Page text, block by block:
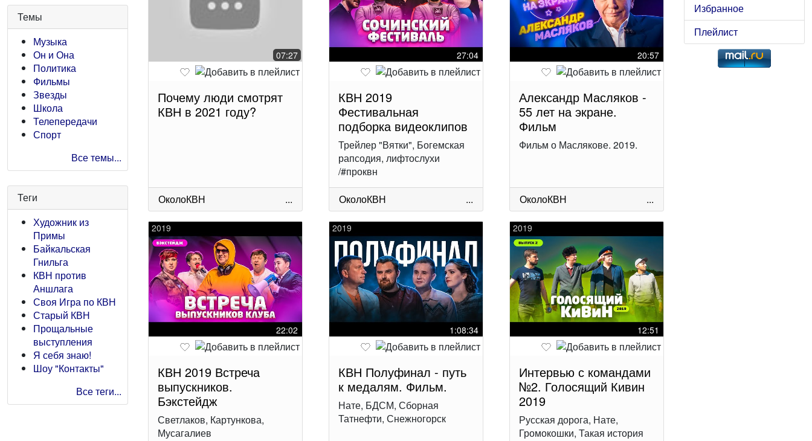
Темы
Музыка
Он и Она
Политика
Фильмы
Звезды
Школа
Телепередачи
Спорт
Все темы...
Теги
Художник из
Примы
Байкальская
Гнильга
КВН против
Аншлага
Своя Игра по КВН
Старый КВН
Прощальные
выступления
Я себя знаю!
Шоу "Контакты"
Все теги...
07:27
Почему люди смотрят
КВН в 2021 году?
ОколоКВН ...
27:04
КВН 2019
Фестивальная
подборка видеоклипов
Трейлер "Вятки", Богемская
рапсодия, лифтослухи
/#проквн
ОколоКВН
...
20:57
Александр Масляков -
55 лет на экране.
Фильм
Фильм о Маслякове. 2019.
ОколоКВН ...
2019
22:02
КВН 2019 Встреча
выпускников.
Бэкстейдж
Светлаков, Картункова,
Мусагалиев
2019
1:08:34
КВН Полуфинал - путь
к медалям. Фильм.
Нате, БДСМ, Сборная
Татнефти, Снежногорск
2019
12:51
Интервью с командами
№2. Голосящий Кивин
2019
Русская дорога, Нате,
Громокошки, Такая история
Избранное
Плейлист